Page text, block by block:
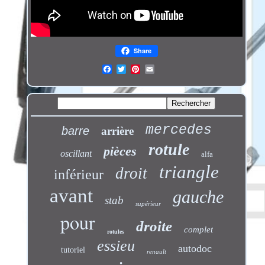
Share
barre arrière mercedes
oscillant pièces rotule alfa
inférieur droit triangle
avant stab supérieur gauche
pour rotules droite complet
tutoriel essieu renault autodoc